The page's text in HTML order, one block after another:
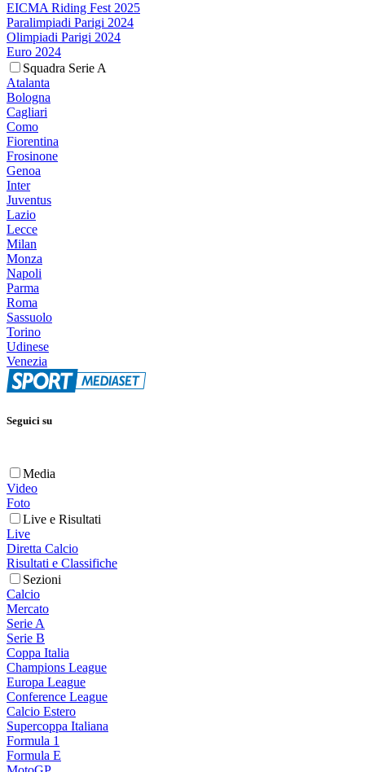
EICMA Riding Fest 2025
Paralimpiadi Parigi 2024
Olimpiadi Parigi 2024
Euro 2024
Squadra Serie A
Atalanta
Bologna
Cagliari
Como
Fiorentina
Frosinone
Genoa
Inter
Juventus
Lazio
Lecce
Milan
Monza
Napoli
Parma
Roma
Sassuolo
Torino
Udinese
Venezia
Seguici su
Media
Video
Foto
Live e Risultati
Live
Diretta Calcio
Risultati e Classifiche
Sezioni
Calcio
Mercato
Serie A
Serie B
Coppa Italia
Champions League
Europa League
Conference League
Calcio Estero
Supercoppa Italiana
Formula 1
Formula E